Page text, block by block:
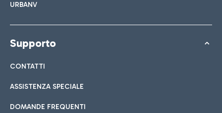
URBANV
Supporto
CONTATTI
ASSISTENZA SPECIALE
DOMANDE FREQUENTI